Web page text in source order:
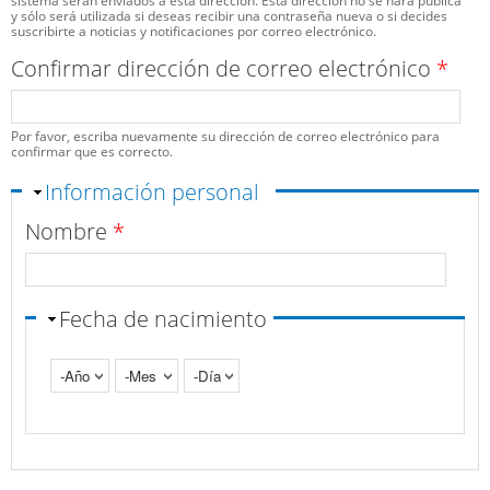
y sólo será utilizada si deseas recibir una contraseña nueva o si decides
suscribirte a noticias y notificaciones por correo electrónico.
Confirmar dirección de correo electrónico *
Por favor, escriba nuevamente su dirección de correo electrónico para
confirmar que es correcto.
Ocultar
Información personal
Nombre *
Fecha de nacimiento
Año
Mes Día